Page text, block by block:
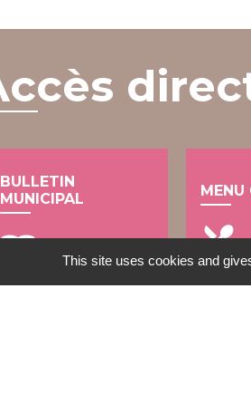
BULLETIN
MUNICIPAL
import_contacts
MENU
local_dining
This site uses cookies and